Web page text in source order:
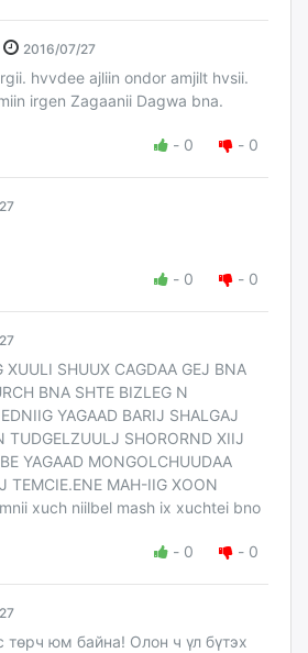
2016/07/27
hvvdee ajliin ondor amjilt hvsii.
irgen Zagaanii Dagwa bna.
- 0 - 0
- 0 - 0
XUULI SHUUX CAGDAA GEJ BNA
BNA SHTE BIZLEG N
YAGAAD BARIJ SHALGAJ
TUDGELZUULJ SHORORND XIIJ
YAGAAD MONGOLCHUUDAA
TEMCIE.ENE MAH-IIG XOON
xuch niilbel mash ix xuchtei bno
- 0 - 0
төрч юм байна! Олон ч үл бүтэх